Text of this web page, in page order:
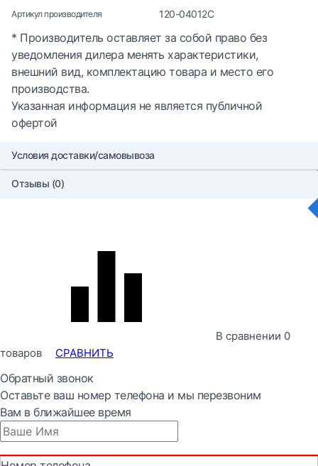
Артикул производителя 120-04012C
* Производитель оставляет за собой право без
уведомления дилера менять характеристики,
внешний вид, комплектацию товара и место его
производства.
Указанная информация не является публичной
офертой
Условия доставки/самовывоза
Отзывы (0)
В сравнении 0
товаров
СРАВНИТЬ
Обратный звонок
Оставьте ваш номер телефона и мы перезвоним
Вам в ближайшее время